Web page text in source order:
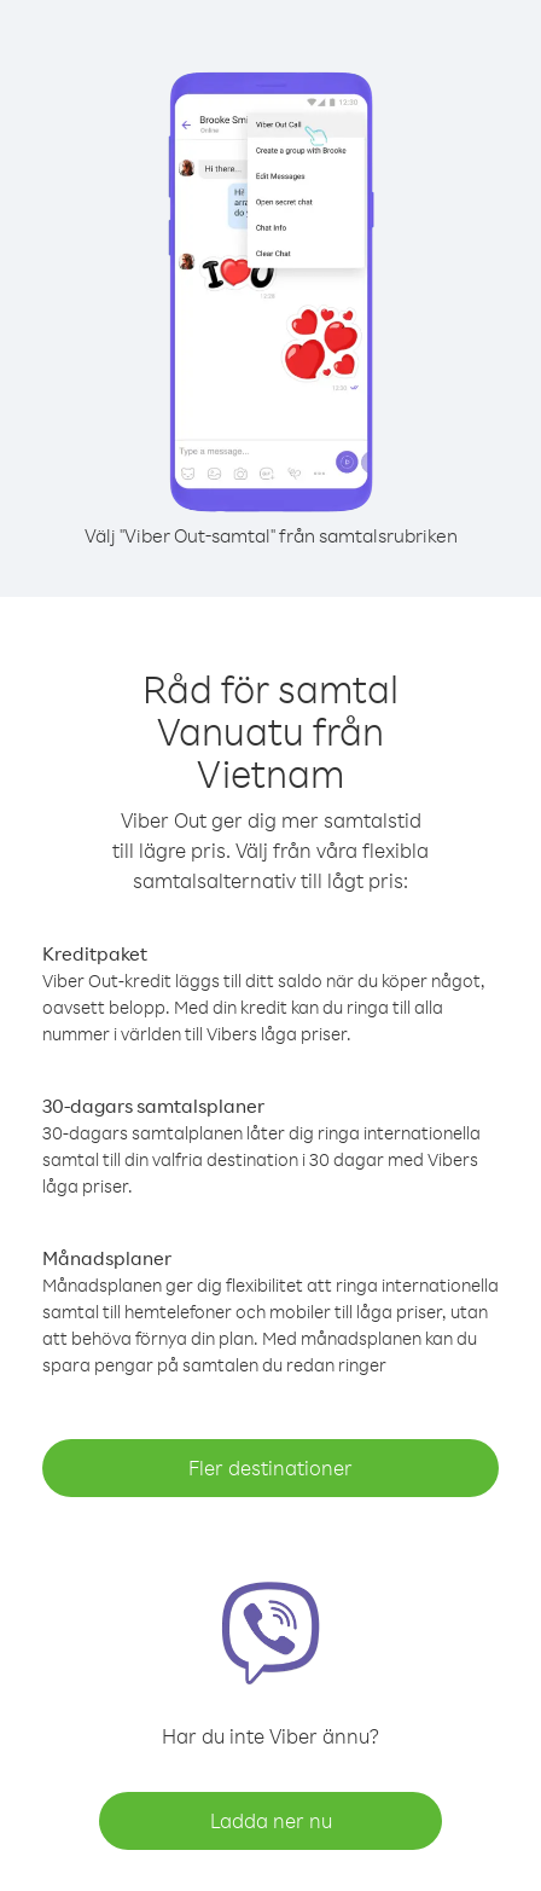
Välj "Viber Out-samtal" från samtalsrubriken
Råd för samtal
Vanuatu från
Vietnam
Viber Out ger dig mer samtalstid
till lägre pris. Välj från våra flexibla
samtalsalternativ till lågt pris:
Kreditpaket
Viber Out-kredit läggs till ditt saldo när du köper något,
oavsett belopp. Med din kredit kan du ringa till alla
nummer i världen till Vibers låga priser.
30-dagars samtalsplaner
30-dagars samtalplanen låter dig ringa internationella
samtal till din valfria destination i 30 dagar med Vibers
låga priser.
Månadsplaner
Månadsplanen ger dig flexibilitet att ringa internationella
samtal till hemtelefoner och mobiler till låga priser, utan
att behöva förnya din plan. Med månadsplanen kan du
spara pengar på samtalen du redan ringer
Fler destinationer
Har du inte Viber ännu?
Ladda ner nu